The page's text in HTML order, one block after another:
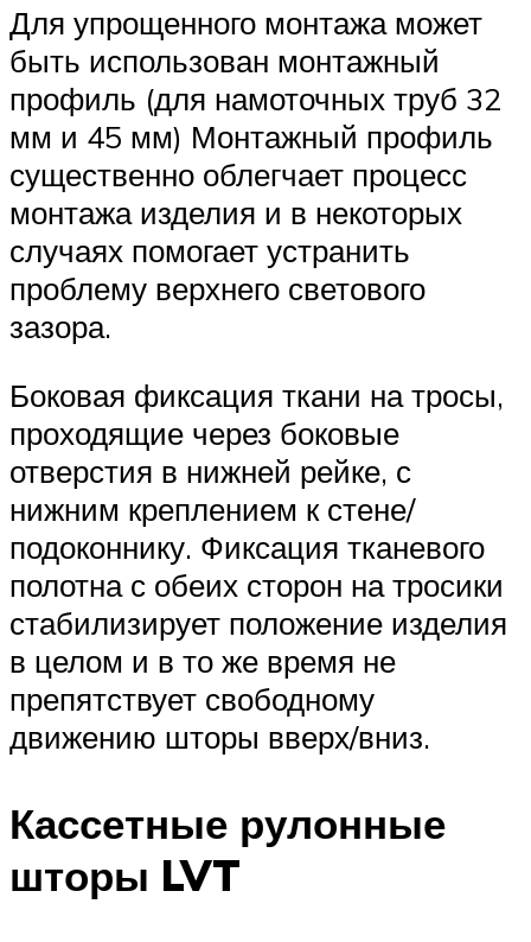
Для упрощенного монтажа может
быть использован монтажный
профиль (для намоточных труб 32
мм и 45 мм) Монтажный профиль
существенно облегчает процесс
монтажа изделия и в некоторых
случаях помогает устранить
проблему верхнего светового
зазора.
Боковая фиксация ткани на тросы,
проходящие через боковые
отверстия в нижней рейке, с
нижним креплением к стене/
подоконнику. Фиксация тканевого
полотна с обеих сторон на тросики
стабилизирует положение изделия
в целом и в то же время не
препятствует свободному
движению шторы вверх/вниз.
Кассетные рулонные
шторы LVT